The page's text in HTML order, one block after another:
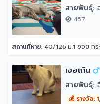
สายพันธุ์:
457
สถานที่หาย: 40/126 ม.1 ซอย ทรงคุ
เจอเก้น
สายพันธุ์:
💰 รางวัล: